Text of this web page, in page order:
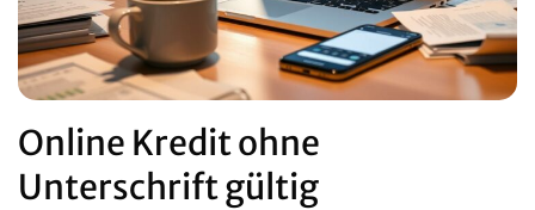
Online Kredit ohne
Unterschrift gültig